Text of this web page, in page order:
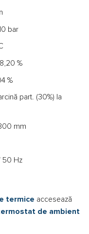
bar
%
%
part. (30%) la
mm
50 Hz
termice accesează
de ambient